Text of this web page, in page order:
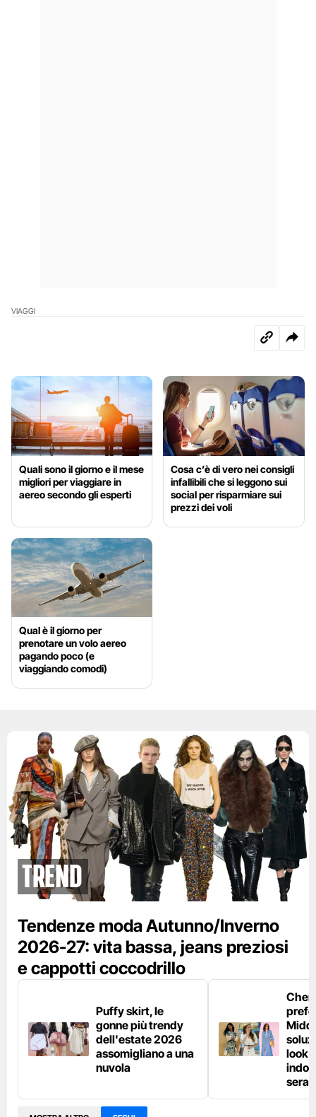
VIAGGI
Quali sono il giorno e il mese
migliori per viaggiare in
aereo secondo gli esperti
Cosa c’è di vero nei consigli
infallibili che si leggono sui
social per risparmiare sui
prezzi dei voli
Qual è il giorno per
prenotare un volo aereo
pagando poco (e
viaggiando comodi)
Trend
Tendenze moda Autunno/Inverno
2026-27: vita bassa, jeans preziosi
e cappotti coccodrillo
Puffy skirt, le
gonne più trendy
dell'estate 2026
assomigliano a una
nuvola
look
sera